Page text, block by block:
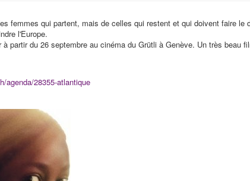
femmes qui partent, mais de celles qui restent et qui doivent faire le
l'Europe.
partir du 26 septembre au cinéma du Grütli à Genève. Un très beau
agenda/28355-atlantique